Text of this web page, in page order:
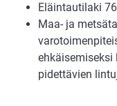
Eläintautilaki
Maa- ja
pidettävien